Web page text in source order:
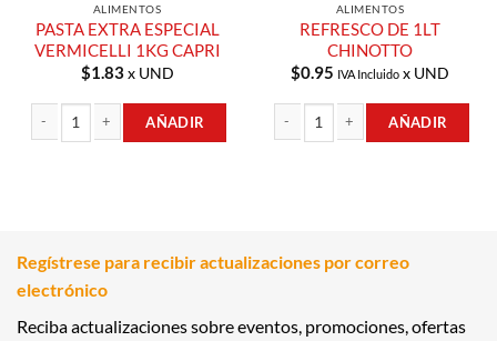
ALIMENTOS
PASTA EXTRA ESPECIAL
VERMICELLI 1KG CAPRI
$1.83x UND
AÑADIR
ALIMENTOS
REFRESCO DE 1LT
CHINOTTO
$0.95 IVA Incluido x UND
AÑADIR
Regístrese para recibir actualizaciones por correo
electrónico
Reciba actualizaciones sobre eventos, promociones, ofertas